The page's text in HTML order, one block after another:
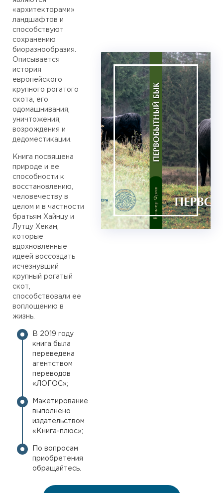
«архитекторами»
ландшафтов и
способствуют
сохранению
биоразнообразия.
Описывается
история
европейского
крупного рогатого
скота, его
одомашнивания,
уничтожения,
возрождения и
дедоместикации.
Книга посвящена
природе и ее
способности к
восстановлению,
человечеству в
целом и в частности
братьям Хайнцу и
Лутцу Хекам,
которые
вдохновленные
идеей воссоздать
исчезнувший
крупный рогатый
скот,
способствовали ее
воплощению в
жизнь.
В 2019 году
книга была
переведена
агентством
переводов
«ЛОГОС»;
Макетирование
выполнено
издательством
«Книга-плюс»;
По вопросам
приобретения
обращайтесь.